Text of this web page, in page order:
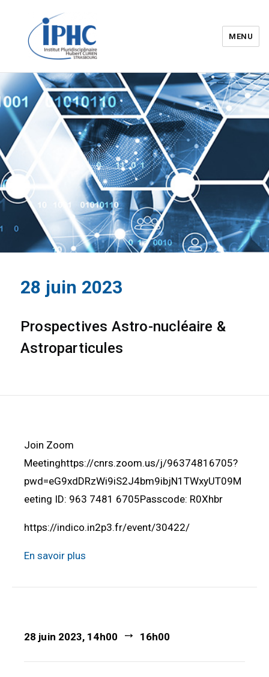
Institut pluridisciplinaire Hubert
Curien – IPHC
MENU
28 juin 2023
Prospectives Astro-nucléaire &
Astroparticules
Join Zoom
Meetinghttps://cnrs.zoom.us/j/96374816705?
pwd=eG9xdDRzWi9iS2J4bm9ibjN1TWxyUT09M
eeting ID: 963 7481 6705Passcode: R0Xhbr
https://indico.in2p3.fr/event/30422/
En savoir plus
28 juin 2023, 14h00 16h00